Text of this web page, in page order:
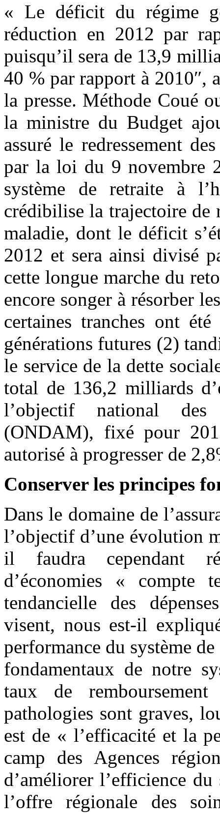
« Le déficit du régime
réduction en 2012 par
puisqu’il sera de 13,9
40 % par rapport à 2010″,
la presse. Méthode Coué
la ministre du Budget
assuré le redressement
par la loi du 9 novembre
système de retraite à
crédibilise la trajectoire de
maladie, dont le déficit
2012 et sera ainsi divisé
cette longue marche du
encore songer à résorber
certaines tranches ont
générations futures (2)
le service de la dette
total de 136,2 milliards
l’objectif national des
(ONDAM), fixé pour
autorisé à progresser de
Conserver les principes
Dans le domaine de
l’objectif d’une évolution
il faudra cependant
d’économies « compte
tendancielle des
visent, nous est-il
performance du système
fondamentaux de notre
taux de
pathologies sont graves,
est de « l’efficacité et la
camp des Agences
d’améliorer l’efficience
l’offre régionale des